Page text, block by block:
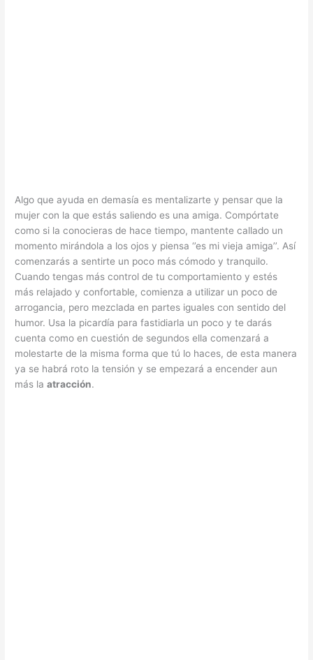
Algo que ayuda en demasía es mentalizarte y pensar que la
mujer con la que estás saliendo es una amiga. Compórtate
como si la conocieras de hace tiempo, mantente callado un
momento mirándola a los ojos y piensa ‘’es mi vieja amiga’’. Así
comenzarás a sentirte un poco más cómodo y tranquilo.
Cuando tengas más control de tu comportamiento y estés
más relajado y confortable, comienza a utilizar un poco de
arrogancia, pero mezclada en partes iguales con sentido del
humor. Usa la picardía para fastidiarla un poco y te darás
cuenta como en cuestión de segundos ella comenzará a
molestarte de la misma forma que tú lo haces, de esta manera
ya se habrá roto la tensión y se empezará a encender aun
más laatracción.